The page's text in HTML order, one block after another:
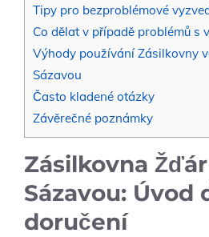
Tipy pro bezproblémové
Co dělat v případě problémů s
Výhody používání Zásilkovny
Sázavou
Často kladené otázky
Závěrečné poznámky
Zásilkovna
Sázavou: Úvod
doručení